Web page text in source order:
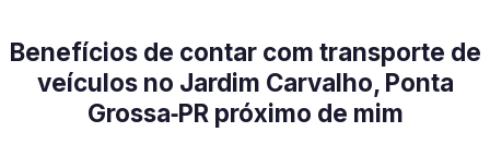
Benefícios de contar com transporte de
veículos no Jardim Carvalho, Ponta
Grossa‑PR próximo de mim